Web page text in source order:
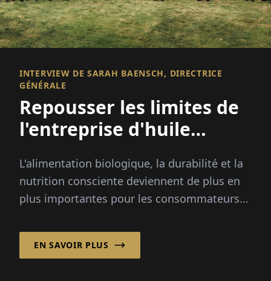
INTERVIEW DE SARAH BAENSCH, DIRECTRICE
GÉNÉRALE
Repousser les limites de
l'entreprise d'huile
L'alimentation biologique, la durabilité et la
nutrition consciente deviennent de plus en
plus importantes pour les consommateurs
Solling GmbH associe l'artisanat traditionnel
à l'expertise biologique, proposant un large
EN SAVOIR PLUS